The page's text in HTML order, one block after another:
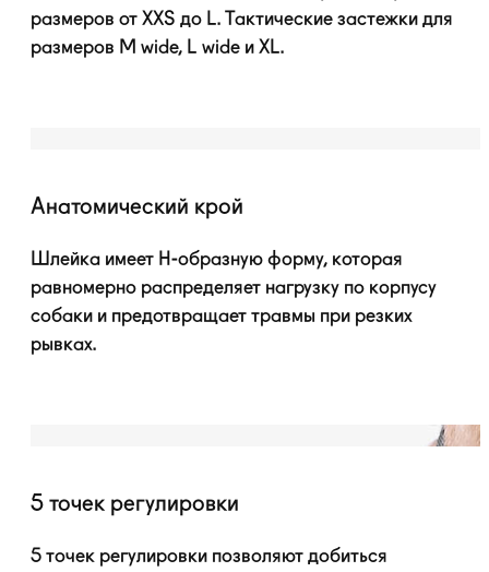
размеров от XXS до L. Тактические застежки для
размеров M wide, L wide и XL.
Анатомический крой
Шлейка имеет H-образную форму, которая
равномерно распределяет нагрузку по корпусу
собаки и предотвращает травмы при резких
рывках.
5 точек регулировки
5 точек регулировки позволяют добиться